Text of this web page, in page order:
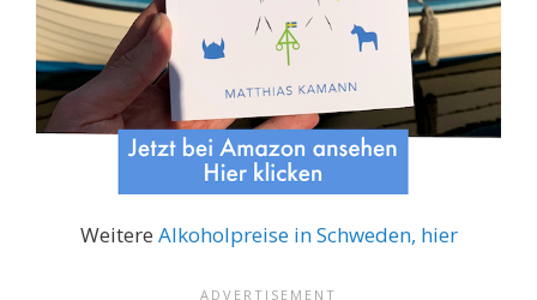
Weitere Alkoholpreise in Schweden, hier